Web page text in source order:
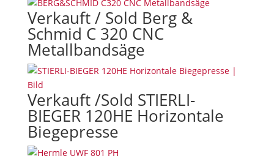
Verkauft / Sold Berg &
Schmid C 320 CNC
Metallbandsäge
Verkauft /Sold STIERLI-
BIEGER 120HE Horizontale
Biegepresse